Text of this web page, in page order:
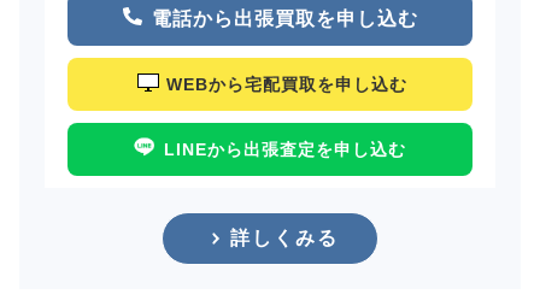
電話から出張買取を申し込む
WEBから宅配買取を申し込む
LINEから出張査定を申し込む
詳しくみる